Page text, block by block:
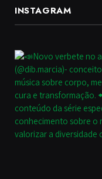
INSTAGRAM